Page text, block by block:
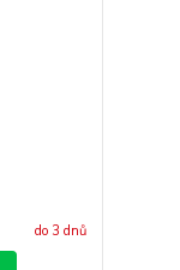
do 3 dnů